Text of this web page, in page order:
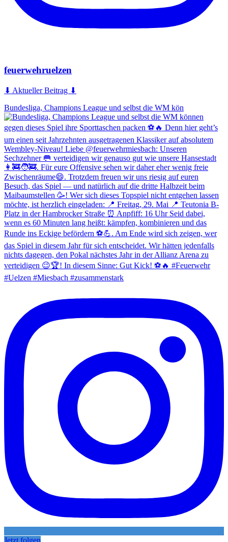
feuerwehruelzen
⬇ Aktueller Beitrag ⬇
Bundesliga, Champions League und selbst die WM kön
Jetzt folgen